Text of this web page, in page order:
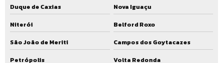
Fornecedor de ete
Duque de Caxias
Nova Iguaçu
Niterói
Belford Roxo
São João de Meriti
Campos dos Goytacazes
Petrópolis
Volta Redonda